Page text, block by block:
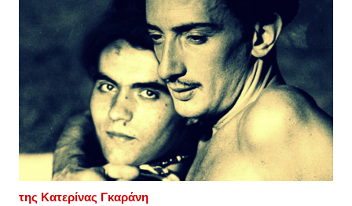
της Κατερίνας Γκαράνη